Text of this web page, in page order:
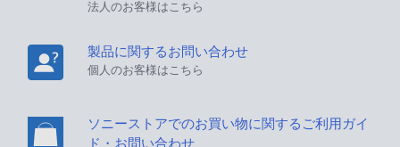
法人のお客様はこちら
製品に関するお問い合わせ
個人のお客様はこちら
ソニーストアでのお買い物に関するご利用ガイ
ド・お問い合わせ